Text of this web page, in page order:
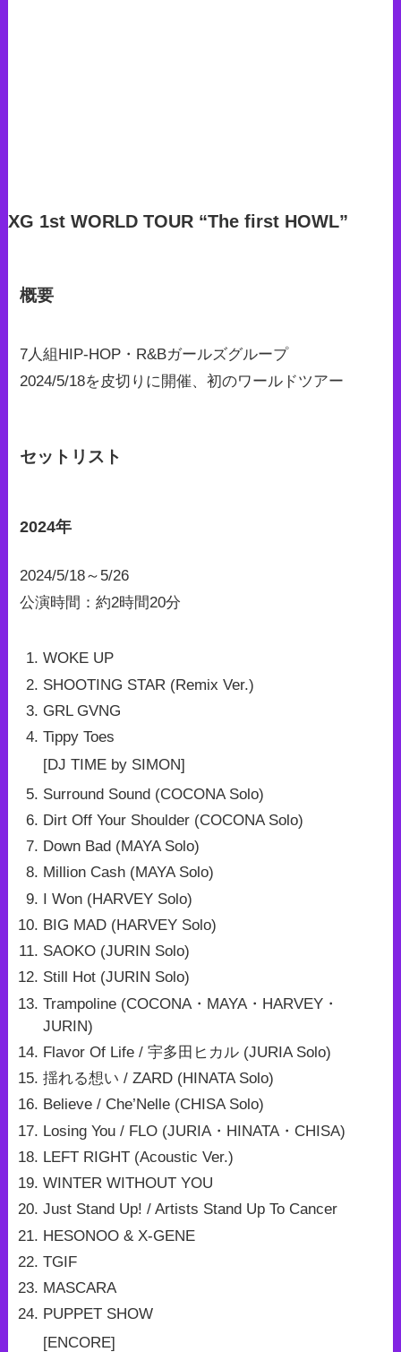
XG 1st WORLD TOUR “The first HOWL”
概要
7人組HIP-HOP・R&Bガールズグループ
2024/5/18を皮切りに開催、初のワールドツアー
セットリスト
2024年
2024/5/18～5/26
公演時間：約2時間20分
WOKE UP
SHOOTING STAR (Remix Ver.)
GRL GVNG
Tippy Toes
[DJ TIME by SIMON]
Surround Sound (COCONA Solo)
Dirt Off Your Shoulder (COCONA Solo)
Down Bad (MAYA Solo)
Million Cash (MAYA Solo)
I Won (HARVEY Solo)
BIG MAD (HARVEY Solo)
SAOKO (JURIN Solo)
Still Hot (JURIN Solo)
Trampoline (COCONA・MAYA・HARVEY・
JURIN)
Flavor Of Life / 宇多田ヒカル (JURIA Solo)
揺れる想い / ZARD (HINATA Solo)
Believe / Che’Nelle (CHISA Solo)
Losing You / FLO (JURIA・HINATA・CHISA)
LEFT RIGHT (Acoustic Ver.)
WINTER WITHOUT YOU
Just Stand Up! / Artists Stand Up To Cancer
HESONOO & X-GENE
TGIF
MASCARA
PUPPET SHOW
[ENCORE]